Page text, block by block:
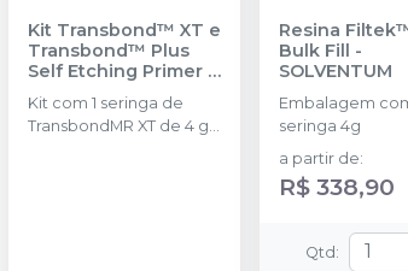
Kit Transbond™ XT e
Transbond™ Plus
Self Etching Primer -
SOLVENTUM
Kit com 1 seringa de
TransbondMR XT de 4 g
Resina
Bulk Fill -
SOLVENTUM
Embalagem
seringa 4g
a partir de:
R$ 338,90
Qtd :